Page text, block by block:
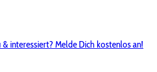
& interessiert? Melde Dich kostenlos an!